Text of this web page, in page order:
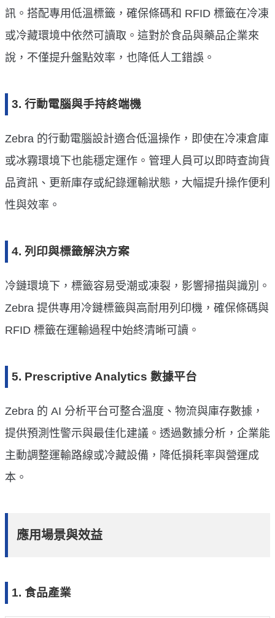
訊。搭配專用低溫標籤，確保條碼和 RFID 標籤在冷凍
或冷藏環境中依然可讀取。這對於食品與藥品企業來
說，不僅提升盤點效率，也降低人工錯誤。
3. 行動電腦與手持終端機
Zebra 的行動電腦設計適合低溫操作，即使在冷凍倉庫
或冰霧環境下也能穩定運作。管理人員可以即時查詢貨
品資訊、更新庫存或紀錄運輸狀態，大幅提升操作便利
性與效率。
4. 列印與標籤解決方案
冷鏈環境下，標籤容易受潮或凍裂，影響掃描與識別。
Zebra 提供專用冷鏈標籤與高耐用列印機，確保條碼與
RFID 標籤在運輸過程中始終清晰可讀。
5. Prescriptive Analytics 數據平台
Zebra 的 AI 分析平台可整合溫度、物流與庫存數據，
提供預測性警示與最佳化建議。透過數據分析，企業能
主動調整運輸路線或冷藏設備，降低損耗率與營運成
本。
應用場景與效益
1. 食品產業